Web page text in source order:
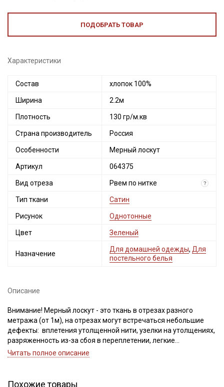
ПОДОБРАТЬ ТОВАР
Характеристики
Состав хлопок 100%
Ширина 2.2м
Плотность 130 гр/м.кв
Страна производитель Россия
Особенности Мерный лоскут
Артикул 064375
Вид отреза Рвем по нитке ?
Тип ткани Сатин
Рисунок Однотонные
Цвет Зеленый
Назначение
Для домашней одежды, Для
постельного белья
Описание
Внимание! Мерный лоскут - это ткань в отрезах разного
метража (от 1м), на отрезах могут встречаться небольшие
дефекты: вплетения утолщенной нити, узелки на утолщениях,
разряженность из-за сбоя в переплетении, легкие
загрязнения вдоль кромки и на расстоянии до 5см от кромки,
менеджер для дополнительного согласования. В
Читать полное описание
Похожие товары